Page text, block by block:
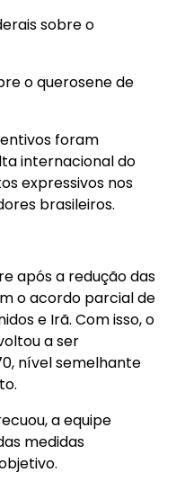
sobre o
o querosene de
foram
internacional do
expressivos nos
brasileiros.
após a redução das
o acordo parcial de
e Irã. Com isso, o
a ser
nível semelhante
a equipe
medidas